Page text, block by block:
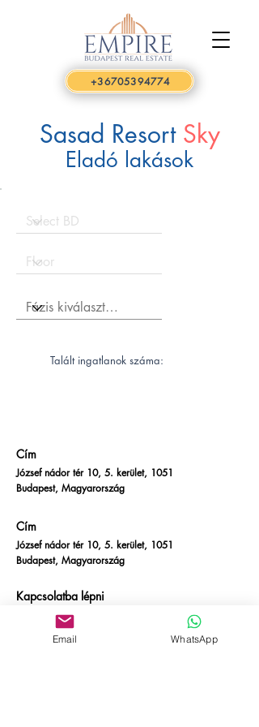
+36705394774
Sasad Resort Sky
Eladó lakások
Talált ingatlanok száma:
Cím
József nádor tér 10, 5. kerület, 1051
Budapest, Magyarország
Cím
József nádor tér 10, 5. kerület, 1051
Budapest, Magyarország
Kapcsolatba lépni
E-mail:info@empire-bp.com
Telefon:+36 70 539 4774
Email WhatsApp